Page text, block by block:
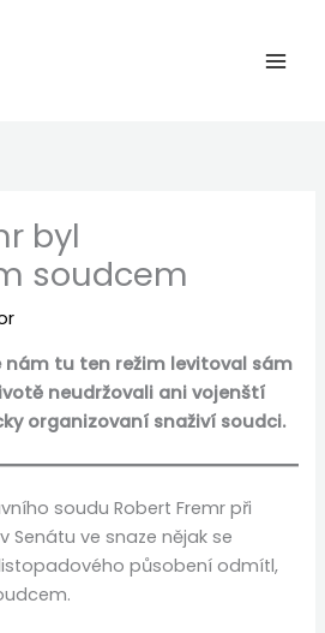
byl
soudcem
nám tu ten režim levitoval sám
neudržovali ani vojenští
organizovaní snaživí soudci.
soudu Robert Fremr při
Senátu ve snaze nějak se
působení odmítl,